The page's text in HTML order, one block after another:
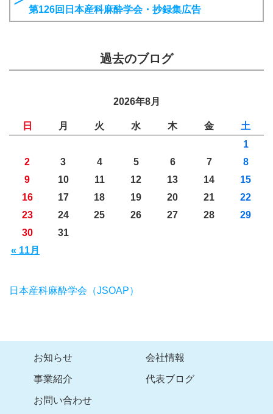
第126回日本産科麻酔学会・抄録集広告
過去のブログ
2026年8月
日 月 火 水 木 金 土
« 11月
1
2
3 4 5 6 7
8
9
10 11 12 13 14
15
16
17 18 19 20 21
22
23
24 25 26 27 28
29
30
31
日本産科麻酔学会（JSOAP）
お知らせ 会社情報
事業紹介 代表ブログ
お問い合わせ